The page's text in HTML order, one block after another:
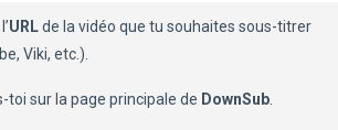
URLde la vidéo que tu souhaites sous-titrer
Viki, etc.).
toi sur la page principale de DownSub